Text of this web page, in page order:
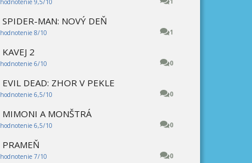
hodnotenie 9,5/10
SPIDER-MAN: NOVÝ DEŇ
1
hodnotenie 8/10
KAVEJ 2
0
hodnotenie 6/10
EVIL DEAD: ZHOR V PEKLE
0
hodnotenie 6,5/10
MIMONI A MONŠTRÁ
0
hodnotenie 6,5/10
PRAMEŇ
0
hodnotenie 7/10